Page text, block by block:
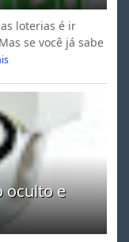
loterias é ir
se você já sabe
oculto e